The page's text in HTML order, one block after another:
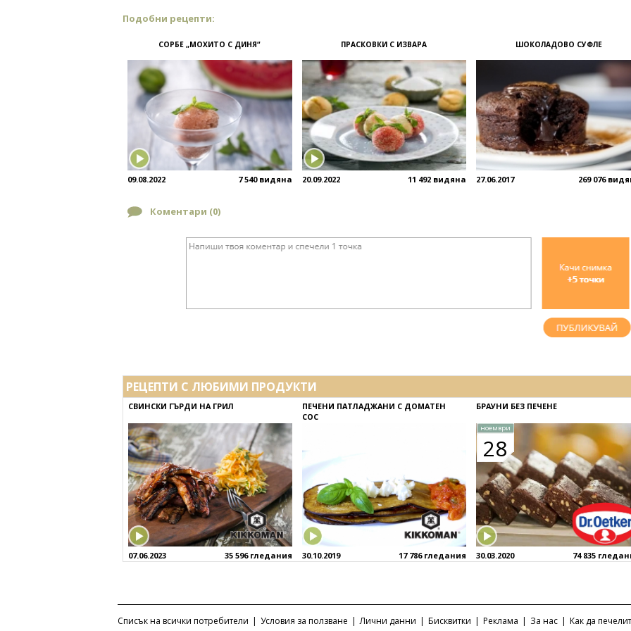
Подобни рецепти:
СОРБЕ „МОХИТО С ДИНЯ“
09.08.2022 7 540 видяна
ПРАСКОВКИ С ИЗВАРА
20.09.2022 11 492 видяна
ШОКОЛАДОВО СУФЛЕ
27.06.2017 269 076
Коментари (0)
РЕЦЕПТИ С ЛЮБИМИ ПРОДУКТИ
СВИНСКИ ГЪРДИ НА ГРИЛ
07.06.2023 35 596 гледания
ПЕЧЕНИ ПАТЛАДЖАНИ С ДОМАТЕН
СОС
30.10.2019 17 786 гледания
БРАУНИ БЕЗ ПЕЧЕНЕ
ноември
28
30.03.2020 74 835
Списък на всички потребители | Условия за ползване | Лични данни | Бисквитки | Реклама | За нас | Как да